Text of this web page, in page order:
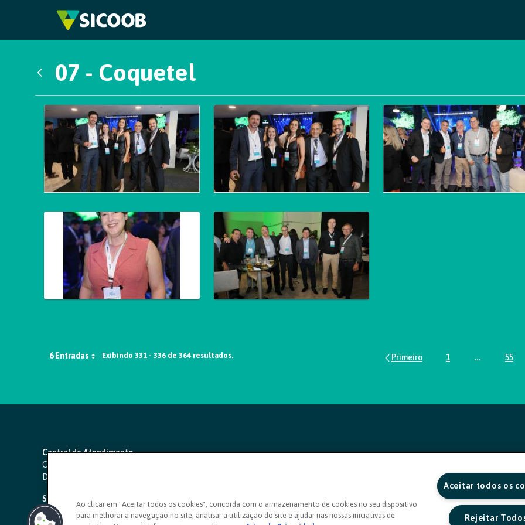
Pular para o Conteúdo principal
07 - Coquetel
Galeria de Mídias
6 Entradas Exibindo 331 - 336 de 364 resultados.
Página
1 ...Páginas55
Central de Atendimento
Capitais e regiões metropolitanas:
Demais localidades:
SAC 24 horas
Ouvidoria
Ao clicar em "Aceitar todos os cookies", concorda com o armazenamento de cookies no seu dispositivo
para melhorar a navegação no site, analisar a utilização do site e ajudar nas nossas iniciativas de
Aceitar todos os
Rejeitar